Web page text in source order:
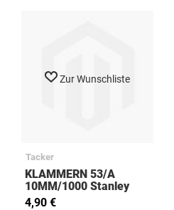
Zur Wunschliste
Tacker
KLAMMERN 53/A
10MM/1000 Stanley
02000206
4,90 €